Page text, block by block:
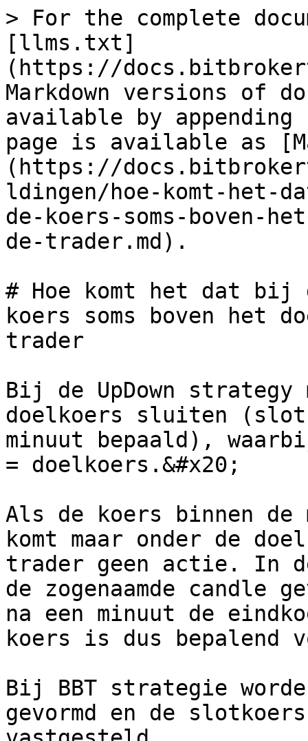
> For the complete
[llms.txt]
(https://
Markdown versions of
available by
page is available as
(https://
ldingen/hoe-komt-het-
de-koers-soms-boven-
de-trader.md).
# Hoe komt het dat bij
koers soms boven het
trader
Bij de UpDown
doelkoers sluiten
minuut bepaald),
= doelkoers.&#x20;
Als de koers binnen de
komt maar onder de
trader geen actie. In
de zogenaamde candle
na een minuut de
koers is dus bepalend
Bij BBT strategie
gevormd en de